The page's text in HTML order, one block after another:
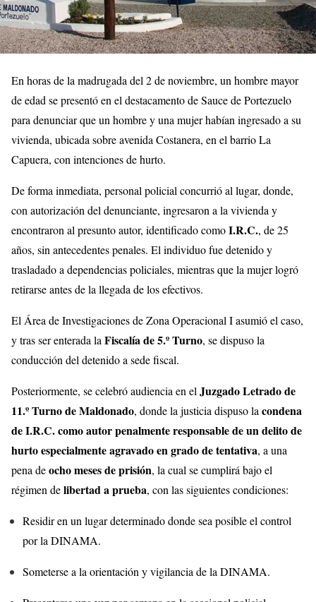
En horas de la madrugada del 2 de noviembre, un hombre mayor
de edad se presentó en el destacamento de Sauce de Portezuelo
para denunciar que un hombre y una mujer habían ingresado a su
vivienda, ubicada sobre avenida Costanera, en el barrio La
Capuera, con intenciones de hurto.
De forma inmediata, personal policial concurrió al lugar, donde,
con autorización del denunciante, ingresaron a la vivienda y
encontraron al presunto autor, identificado comoI.R.C., de 25
años, sin antecedentes penales. El individuo fue detenido y
trasladado a dependencias policiales, mientras que la mujer logró
retirarse antes de la llegada de los efectivos.
El Área de Investigaciones de Zona Operacional I asumió el caso,
y tras ser enterada la Fiscalía de 5.º Turno, se dispuso la
conducción del detenido a sede fiscal.
Posteriormente, se celebró audiencia en el Juzgado Letrado de
11.º Turno de Maldonado, donde la justicia dispuso la condena
de I.R.C. como autor penalmente responsable de un delito de
hurto especialmente agravado en grado de tentativa, a una
pena deocho meses de prisión, la cual se cumplirá bajo el
régimen delibertad a prueba, con las siguientes condiciones:
Residir en un lugar determinado donde sea posible el control
por la DINAMA.
Someterse a la orientación y vigilancia de la DINAMA.